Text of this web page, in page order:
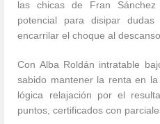
las chicas de Fran
potencial para disipar
encarrilar el choque al
Con Alba Roldán intratable
sabido mantener la renta en
lógica relajación por el
puntos, certificados con